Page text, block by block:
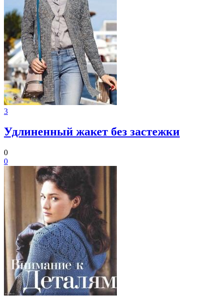
3
Удлиненный жакет без застежки
0
0